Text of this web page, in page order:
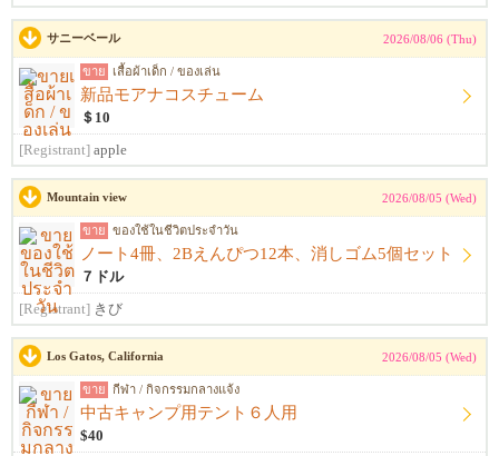
サニーベール 2026/08/06 (Thu)
ขาย เสื้อผ้าเด็ก / ของเล่น
新品モアナコスチューム
＄10
[Registrant] apple
Mountain view 2026/08/05 (Wed)
ขาย ของใช้ในชีวิตประจำวัน
ノート4冊、2Bえんぴつ12本、消しゴム5個セット
７ドル
[Registrant] きび
Los Gatos, California 2026/08/05 (Wed)
ขาย กีฬา / กิจกรรมกลางแจ้ง
中古キャンプ用テント６人用
$40